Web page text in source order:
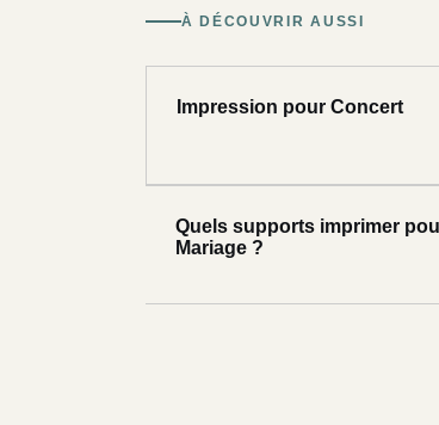
À DÉCOUVRIR AUSSI
Impression pour Concert
Quels supports imprimer
Mariage ?